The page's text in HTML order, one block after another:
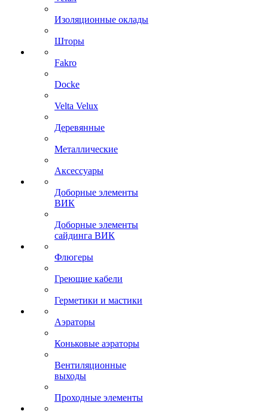
Изоляционные оклады
Шторы
Fakro
Docke
Velta Velux
Деревянные
Металлические
Аксессуары
Доборные элементы
ВИК
Доборные элементы
сайдинга ВИК
Флюгеры
Греющие кабели
Герметики и мастики
Аэраторы
Коньковые аэраторы
Вентиляционные
выходы
Проходные элементы